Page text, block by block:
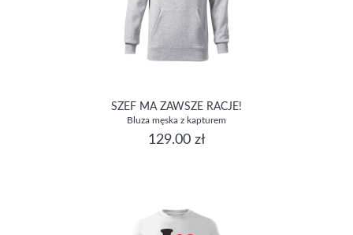
SZEF MA ZAWSZE RACJE!
Bluza męska z kapturem
129.00 zł